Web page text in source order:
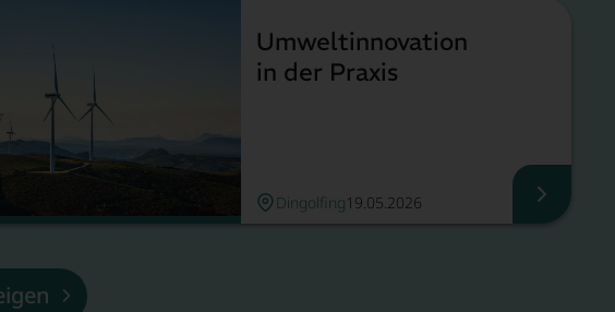
Mehr lesen
Umweltinnovation
in der Praxis
Dingolfing19.05.2026